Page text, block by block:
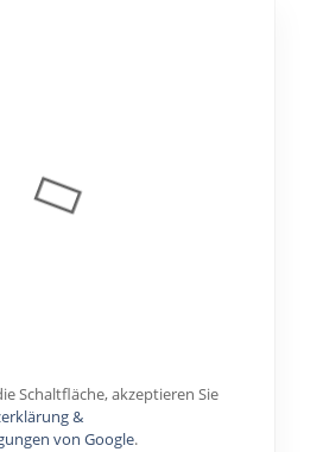
Schaltfläche, akzeptieren Sie
&
von Google.